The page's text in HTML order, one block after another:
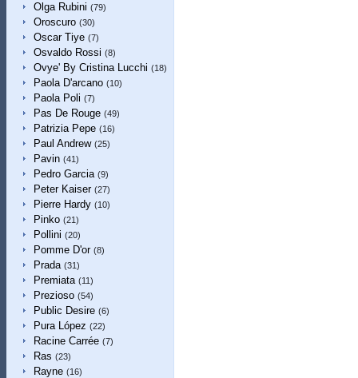
Olga Rubini (79)
Oroscuro (30)
Oscar Tiye (7)
Osvaldo Rossi (8)
Ovye' By Cristina Lucchi (18)
Paola D'arcano (10)
Paola Poli (7)
Pas De Rouge (49)
Patrizia Pepe (16)
Paul Andrew (25)
Pavin (41)
Pedro Garcia (9)
Peter Kaiser (27)
Pierre Hardy (10)
Pinko (21)
Pollini (20)
Pomme D'or (8)
Prada (31)
Premiata (11)
Prezioso (54)
Public Desire (6)
Pura López (22)
Racine Carrée (7)
Ras (23)
Rayne (16)